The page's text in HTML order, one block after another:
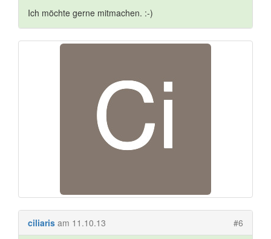
Ich möchte gerne mitmachen. :-)
ciliaris am 11.10.13 #6